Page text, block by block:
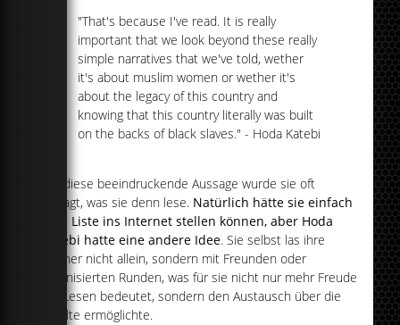
"That's because I've read. It is really
important that we look beyond these really
simple narratives that we've told, wether
it's about muslim women or wether it's
about the legacy of this country and
knowing that this country literally was built
on the backs of black slaves." - Hoda Katebi
Auf diese beeindruckende Aussage wurde sie oft
gefragt, was sie denn lese. Natürlich hätte sie einfach
eine Liste ins Internet stellen können, aber Hoda
Katebi hatte eine andere Idee. Sie selbst las ihre
Bücher nicht allein, sondern mit Freunden oder
organisierten Runden, was für sie nicht nur mehr Freude
am Lesen bedeutet, sondern den Austausch über die
Inhalte ermöglichte.